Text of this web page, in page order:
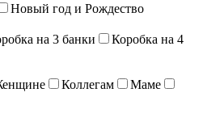
Новый год и Рождество
на 3 банки
Коробка на 4
Коллегам
Маме